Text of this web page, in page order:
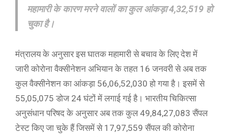
महामारी के कारण मरने वालों का कुल आंकड़ा 4,32,519 हो
चुका है।
मंत्रालय के अनुसार इस घातक महामारी से बचाव के लिए देश में
जारी कोरोना वैक्सीनेशन अभियान के तहत 16 जनवरी से अब तक
कुल वैक्सीनेशन का आंकड़ा 56,06,52,030 हो गया है। इसमें से
55,05,075 डोज 24 घंटों में लगाई गई है। भारतीय चिकित्सा
अनुसंधान परिषद के अनुसार अब तक कुल 49,84,27,083 सैंपल
टेस्ट किए जा चुके हैं जिसमें से 17,97,559 सैंपल की कोरोना